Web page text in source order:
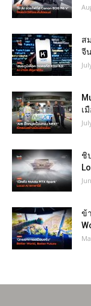
ส
จี
เ
ชิ
ข้